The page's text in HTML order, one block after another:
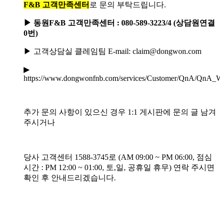
F&B 고객만족센터 로 문의 부탁드립니다.
▶ 동원F&B 고객만족센터 : 080-589-3223/4 (상담원연결
0번)
▶ 고객상담실 클레임팀 E-mail: claim@dongwon.com
▶
https://www.dongwonfnb.com/services/Customer/QnA/
추가 문의 사항이 있으신 경우 1:1 게시판에 문의 글 남겨
주시거나
당사 고객센터 1588-3745로 (AM 09:00 ~ PM 06:00, 점심
시간 : PM 12:00 ~ 01:00, 토,일, 공휴일 휴무) 연락 주시면
확인 후 안내드리겠습니다.